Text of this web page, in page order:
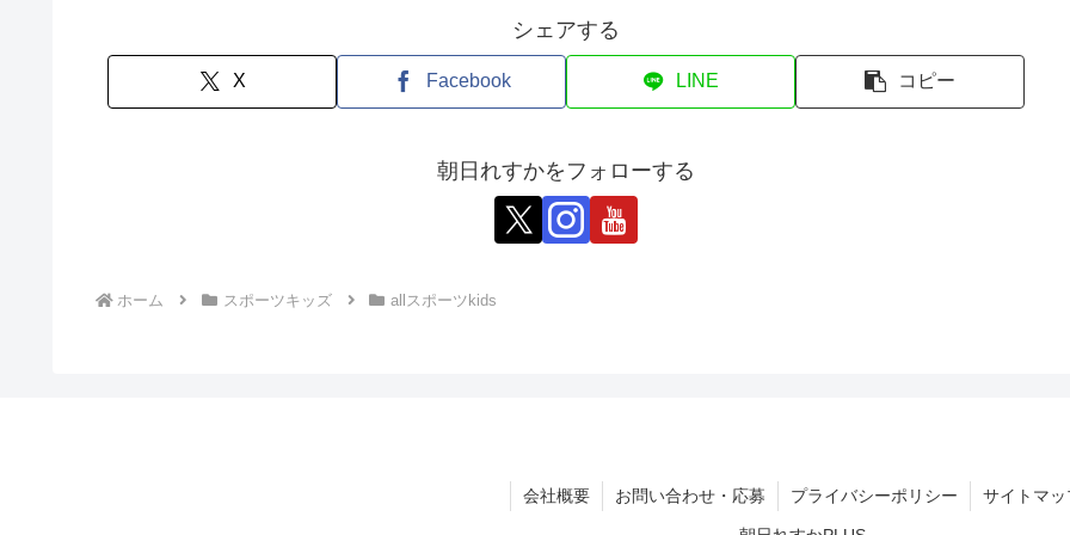
シェアする
X Facebook LINE コピー
朝日れすかをフォローする
ホーム スポーツキッズ allスポーツkids
会社概要 お問い合わせ・応募 プライバシーポリシー サイトマッ